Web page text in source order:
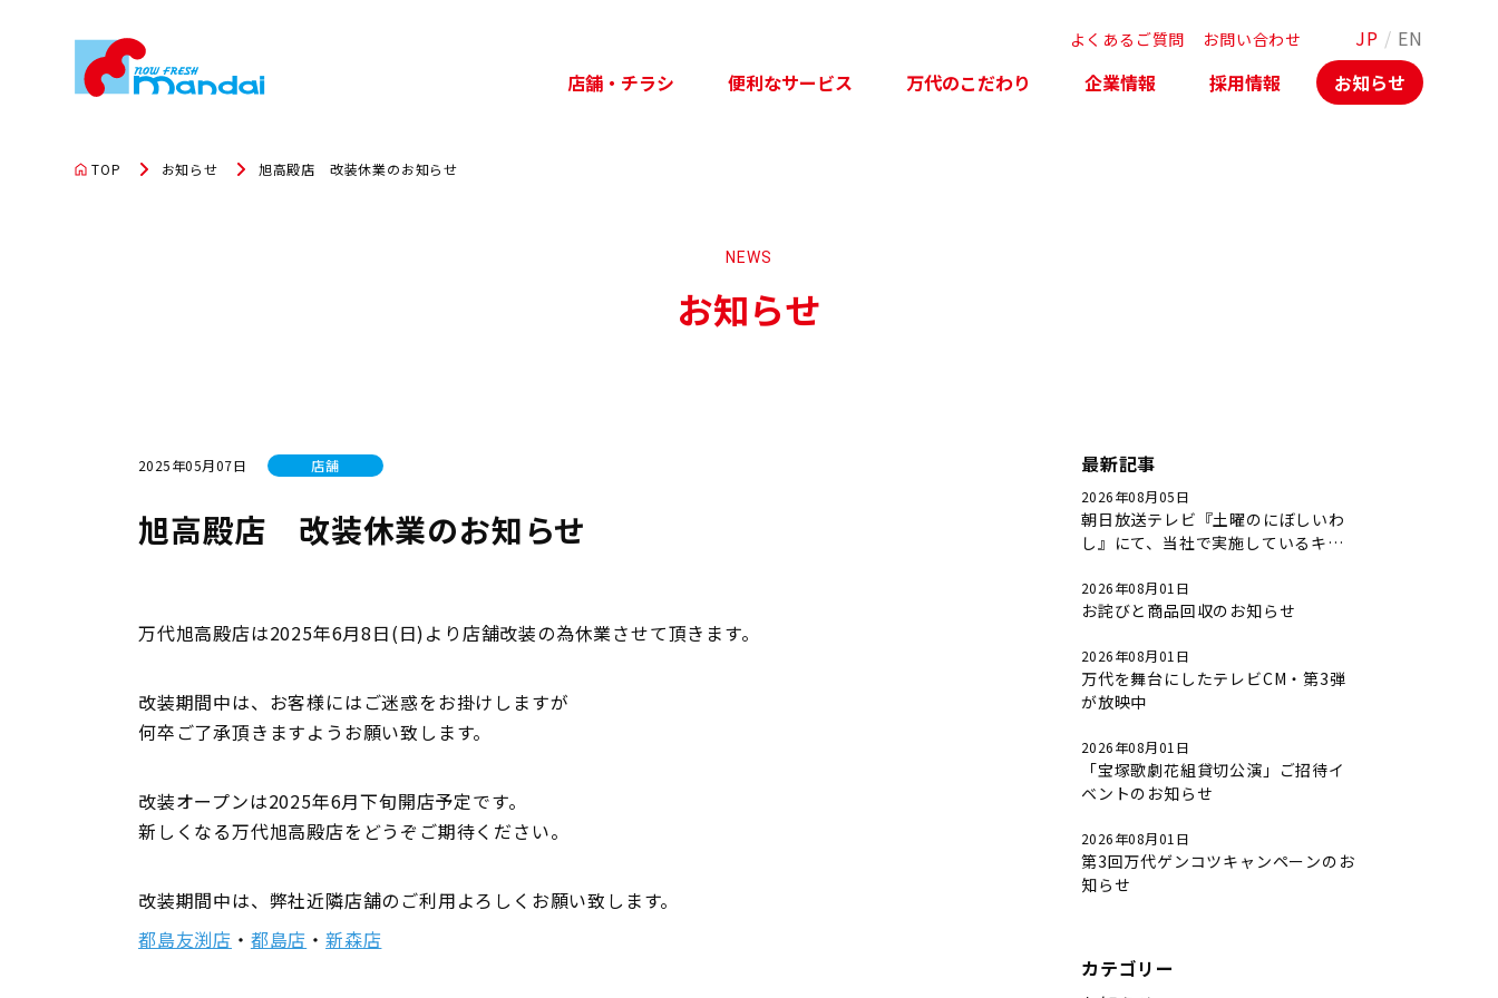
店舗・チラシ 便利なサービス 万代のこだわり 企業情報 採用情報 お知らせ
よくあるご質問 お問い合わせ JP / EN
TOP お知らせ 旭高殿店 改装休業のお知らせ
NEWS
お知らせ
2025年05月07日 店舗
旭高殿店 改装休業のお知らせ
万代旭高殿店は2025年6月8日(日)より店舗改装の為休業させて頂きます。
改装期間中は、お客様にはご迷惑をお掛けしますが
何卒ご了承頂きますようお願い致します。
改装オープンは2025年6月下旬開店予定です。
新しくなる万代旭高殿店をどうぞご期待ください。
改装期間中は、弊社近隣店舗のご利用よろしくお願い致します。
都島友渕店 ・ 都島店 ・新森店
最新記事
2026年08月05日
朝日放送テレビ『土曜のにぼしいわ
し』にて、当社で実施しているキャ
2026年08月01日
お詫びと商品回収のお知らせ
2026年08月01日
万代を舞台にしたテレビCM・第3弾
が放映中
2026年08月01日
「宝塚歌劇花組貸切公演」ご招待イ
ベントのお知らせ
2026年08月01日
第3回万代ゲンコツキャンペーンのお
知らせ
カテゴリー